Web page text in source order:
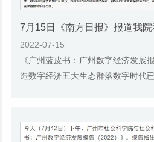
2022-07-15
《广州蓝皮书：广州数字经济发展
造数字经济五大生态群落数字时代